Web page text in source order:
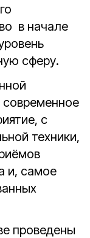
в начале
сферу.
современное
с
техники,
и, самое
проведены